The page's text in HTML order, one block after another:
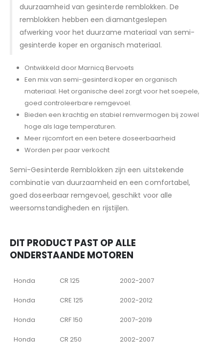
duurzaamheid van gesinterde remblokken. De
remblokken hebben een diamantgeslepen
afwerking voor het duurzame materiaal van semi-
gesinterde koper en organisch materiaal.
Ontwikkeld door Marnicq Bervoets
Een mix van semi-gesinterd koper en organisch
materiaal. Het organische deel zorgt voor het soepele,
goed controleerbare remgevoel.
Bieden een krachtig en stabiel remvermogen bij zowel
hoge als lage temperaturen.
Meer rijcomfort en een betere doseerbaarheid
Worden per paar verkocht
Semi-Gesinterde Remblokken zijn een uitstekende
combinatie van duurzaamheid en een comfortabel,
goed doseerbaar remgevoel, geschikt voor alle
weersomstandigheden en rijstijlen.
DIT PRODUCT PAST OP ALLE
ONDERSTAANDE MOTOREN
Honda CR 125 2002-2007
Honda CRE 125 2002-2012
Honda CRF 150 2007-2019
Honda CR 250 2002-2007